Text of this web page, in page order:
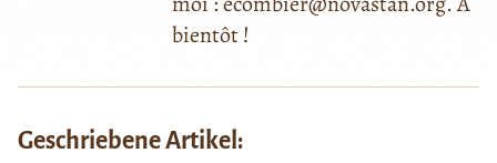
bientôt !
Geschriebene Artikel: